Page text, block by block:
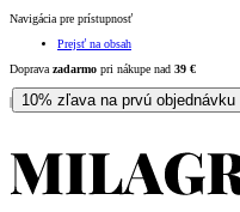
Navigácia pre prístupnosť
Prejsť na obsah
Doprava zadarmo pri nákupe nad 39 €
| 10% zľava na prvú objednávku